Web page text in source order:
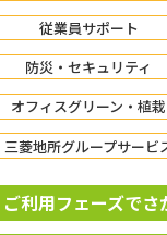
従業員サポート
防災・セキュリティ
オフィスグリーン・植栽
三菱地所グループサービ
ご利用フェーズでさ